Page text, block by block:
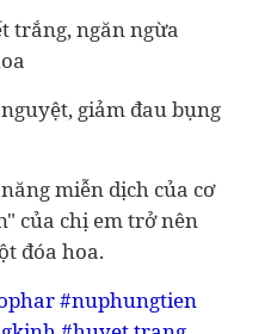
trắng, ngăn ngừa
giảm đau bụng
miễn dịch của cơ
của chị em trở nên
đóa hoa.
#nuphungtien